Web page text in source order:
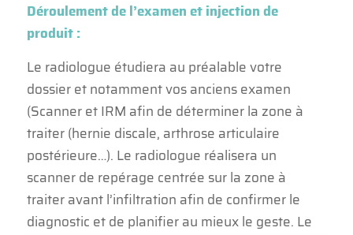
Déroulement de l’examen et injection de
produit :
Le radiologue étudiera au préalable votre
dossier et notamment vos anciens examen
(Scanner et IRM afin de déterminer la zone à
traiter (hernie discale, arthrose articulaire
postérieure…). Le radiologue réalisera un
scanner de repérage centrée sur la zone à
traiter avant l’infiltration afin de confirmer le
diagnostic et de planifier au mieux le geste. Le